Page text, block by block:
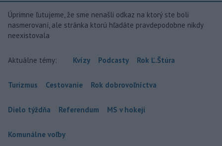
Úprimne ľutujeme, že sme nenašli odkaz na ktorý ste boli
nasmerovaní, ale stránka ktorú hľadáte pravdepodobne nikdy
neexistovala
Aktuálne témy: Kvízy Podcasty Rok Ľ.Štúra
Turizmus Cestovanie Rok dobrovoľníctva
Dielo týždňa Referendum MS v hokeji
Komunálne voľby